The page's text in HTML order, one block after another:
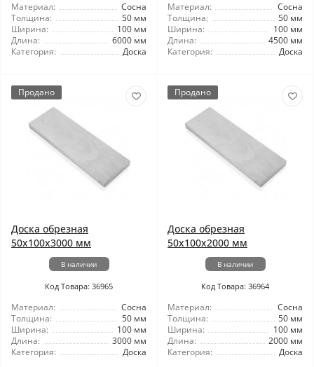
Материал:
Сосна
Толщина:
50 мм
Ширина:
100 мм
Длина:
6000 мм
Категория:
Доска
Материал:
Сосна
Толщина:
50 мм
Ширина:
100 мм
Длина:
4500 мм
Категория:
Доска
Продано
Доска обрезная
50x100x3000 мм
В наличии
Код Товара: 36965
Материал:
Сосна
Толщина:
50 мм
Ширина:
100 мм
Длина:
3000 мм
Категория:
Доска
Продано
Доска обрезная
50x100x2000 мм
В наличии
Код Товара: 36964
Материал:
Сосна
Толщина:
50 мм
Ширина:
100 мм
Длина:
2000 мм
Категория:
Доска